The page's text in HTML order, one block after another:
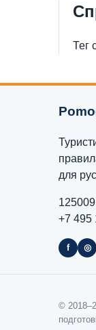
Тег
для
+7 495
f ◎
©